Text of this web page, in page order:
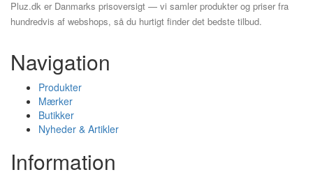
Pluz.dk er Danmarks prisoversigt — vi samler produkter og priser fra
hundredvis af webshops, så du hurtigt finder det bedste tilbud.
Navigation
Produkter
Mærker
Butikker
Nyheder & Artikler
Information